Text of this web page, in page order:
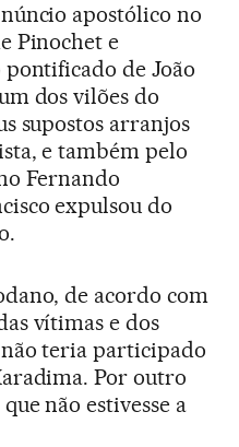
apostólico no
Pinochet e
de João
dos vilões do
supostos arranjos
e também pelo
Fernando
expulsou do
de acordo com
vítimas e dos
teria participado
Por outro
não estivesse a